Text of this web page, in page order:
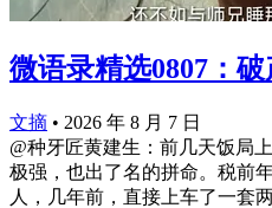
微语录精选0807：
文摘 • 2026 年 8 月 7 日
@种牙匠黄建生：前几天饭局
极强，也出了名的拼命。税前
人，几年前，直接上车了一套